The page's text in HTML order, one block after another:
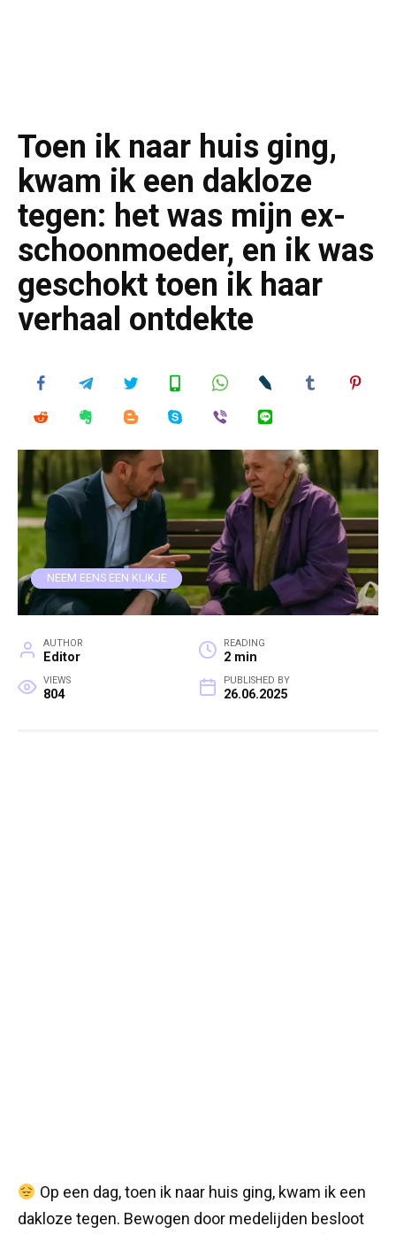
Toen ik naar huis ging,
kwam ik een dakloze
tegen: het was mijn ex-
schoonmoeder, en ik was
geschokt toen ik haar
verhaal ontdekte
NEEM EENS EEN KIJKJE
AUTHOR
Editor
READING
2 min
VIEWS
804
PUBLISHED BY
26.06.2025
Op een dag, toen ik naar huis ging, kwam ik een
dakloze tegen. Bewogen door medelijden besloot